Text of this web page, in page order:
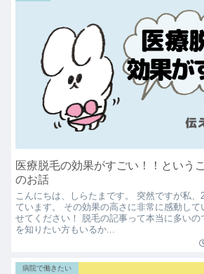
医療脱毛の効果がすごい！！という
のお話
こんにちは、しらたまです。 突然ですが私、
ています。 その効果の高さに非常に感動して
せてください！ 脱毛の記事って本当に多いの
を知りたい方もいるか...
病院で働きたい